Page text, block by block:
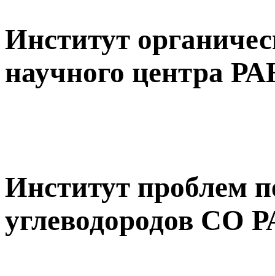
Институт
научного центра
Институт проблем
углеводородов СО